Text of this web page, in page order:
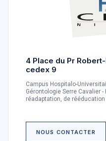
4 Place du Pr
cedex 9
Campus Hospitalo-
Gérontologie Serre Cavalier
réadaptation, de
NOUS CONTACTER